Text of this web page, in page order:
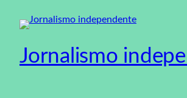
para
conteúdo
Jornalismo